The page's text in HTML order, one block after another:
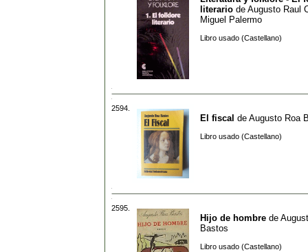
literario de Augusto Raul
Miguel Palermo
Libro usado (Castellano)
2594.
El fiscal de Augusto Roa
Libro usado (Castellano)
2595.
Hijo de hombre de
Bastos
Libro usado (Castellano)